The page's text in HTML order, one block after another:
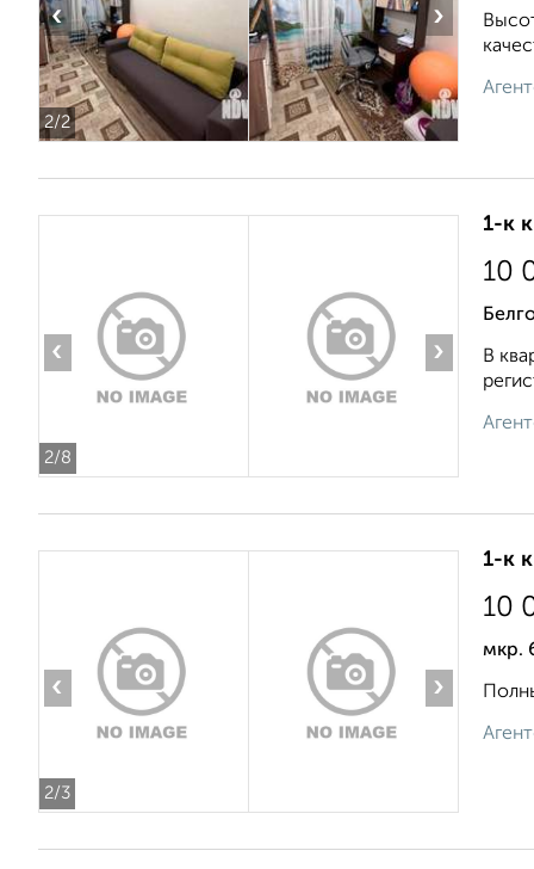
2/2
‹ ›
2/8
‹ ›
1-к
10
В
2/3
‹ ›
1-к
10
мкр.